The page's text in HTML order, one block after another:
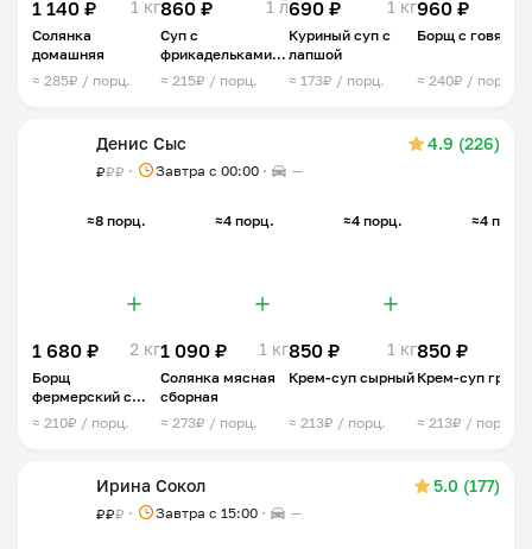
1 140 ₽ 1 кг
Солянка
домашняя
≈ 285₽ / порц.
860 ₽ 1 л
Суп с
фрикадельками и
рисом
≈ 215₽ / порц.
690 ₽ 1 кг
Куриный суп с
лапшой
≈ 173₽ / порц.
960 ₽
Борщ с
≈ 240₽ / порц.
Денис Сыс 4.9 (226)
₽₽₽ Завтра c 00:00 —
≈8 порц.
1 680 ₽ 2 кг
Борщ
фермерский с
говядиной
≈ 210₽ / порц.
≈4 порц.
1 090 ₽ 1 кг
Солянка мясная
сборная
≈ 273₽ / порц.
≈4 порц.
850 ₽ 1 кг
Крем-суп сырный
≈ 213₽ / порц.
≈4 порц.
850 ₽
Крем-суп
≈ 213₽ / порц.
Ирина Сокол 5.0 (177)
₽₽₽ Завтра c 15:00 —